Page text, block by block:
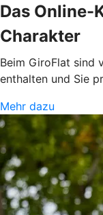
Das Online-
Charakter
Beim GiroFlat sind
enthalten und Sie
Mehr dazu